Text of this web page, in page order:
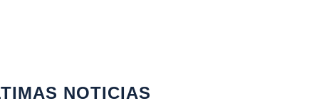
NOTICIAS